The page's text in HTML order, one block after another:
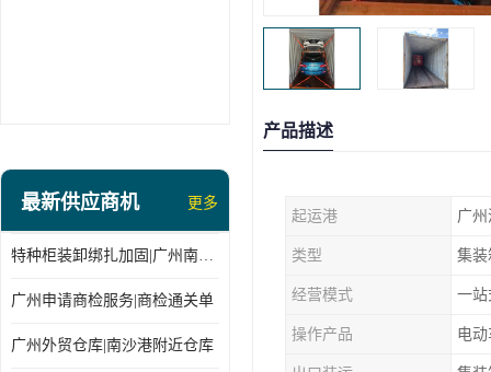
最新供应商机 更多
特种柜装卸绑扎加固|广州南沙仓库装卸
广州申请商检服务|商检通关单
广州外贸仓库|南沙港附近仓库
产品描述
起运港 广
类型 集装
经营模式 一站
操作产品 电